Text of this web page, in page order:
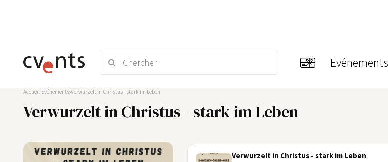
Evénements
Accueil Evénements Verwurzelt in Christus - stark im Leben
Verwurzelt in Christus - stark im Leben
Verwurzelt in Christus - stark im Leben